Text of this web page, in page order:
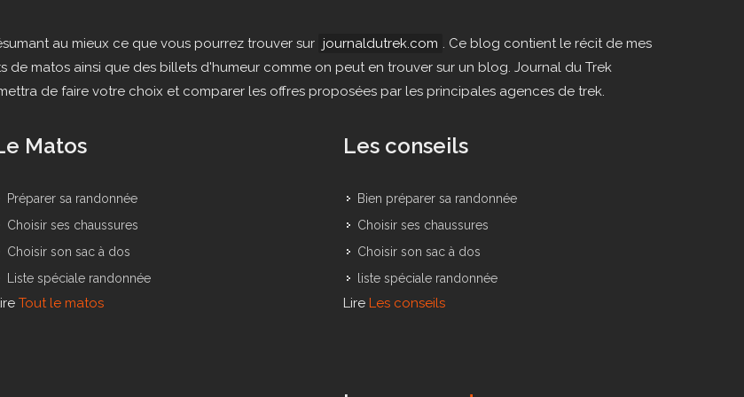
au mieux ce que vous pourrez trouver sur journaldutrek.com . Ce blog contient le récit de mes
de matos ainsi que des billets d'humeur comme on peut en trouver sur un blog. Journal du Trek
de faire votre choix et comparer les offres proposées par les principales agences de trek.
Matos
Préparer sa randonnée
Choisir ses chaussures
Choisir son sac à dos
Liste spéciale randonnée
Tout le matos
Les conseils
Bien préparer sa randonnée
Choisir ses chaussures
Choisir son sac à dos
liste spéciale randonnée
Lire Les conseils